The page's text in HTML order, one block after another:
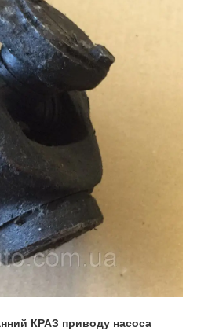
КРАЗ приводу насоса